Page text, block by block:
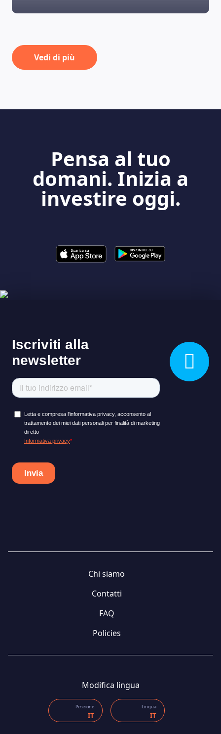
Vedi di più
Pensa al tuo
domani. Inizia a
investire oggi.
Chi siamo
Contatti
FAQ
Policies
Modifica lingua
Posizione
IT
Lingua
IT